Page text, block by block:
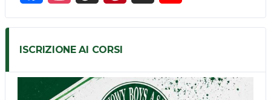
a
n
a
i
i
e
o
u
ISCRIZIONE AI CORSI